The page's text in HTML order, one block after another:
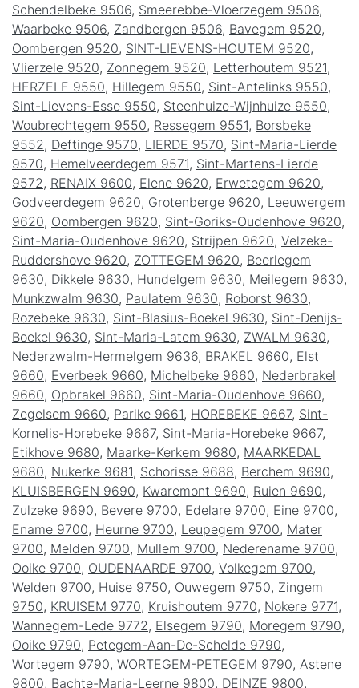
Schendelbeke 9506, Smeerebbe-Vloerzegem 9506,
Waarbeke 9506, Zandbergen 9506, Bavegem 9520,
Oombergen 9520, SINT-LIEVENS-HOUTEM 9520,
Vlierzele 9520, Zonnegem 9520, Letterhoutem 9521,
HERZELE 9550, Hillegem 9550, Sint-Antelinks 9550,
Sint-Lievens-Esse 9550, Steenhuize-Wijnhuize 9550,
Woubrechtegem 9550, Ressegem 9551, Borsbeke
9552 , Deftinge 9570, LIERDE 9570, Sint-Maria-Lierde
9570, Hemelveerdegem 9571, Sint-Martens-Lierde
9572 , RENAIX 9600, Elene 9620, Erwetegem 9620,
Godveerdegem 9620, Grotenberge 9620, Leeuwergem
9620, Oombergen 9620, Sint-Goriks-Oudenhove 9620,
Sint-Maria-Oudenhove 9620, Strijpen 9620, Velzeke-
Ruddershove 9620, ZOTTEGEM 9620, Beerlegem
9630, Dikkele 9630, Hundelgem 9630, Meilegem 9630,
Munkzwalm 9630, Paulatem 9630, Roborst 9630,
Rozebeke 9630, Sint-Blasius-Boekel 9630, Sint-Denijs-
Boekel 9630, Sint-Maria-Latem 9630, ZWALM 9630,
Nederzwalm-Hermelgem 9636, BRAKEL 9660, Elst
9660, Everbeek 9660, Michelbeke 9660, Nederbrakel
9660, Opbrakel 9660, Sint-Maria-Oudenhove 9660,
Zegelsem 9660, Parike 9661, HOREBEKE 9667, Sint-
Kornelis-Horebeke 9667, Sint-Maria-Horebeke 9667,
Etikhove 9680, Maarke-Kerkem 9680, MAARKEDAL
9680, Nukerke 9681, Schorisse 9688, Berchem 9690,
KLUISBERGEN 9690, Kwaremont 9690, Ruien 9690,
Zulzeke 9690, Bevere 9700, Edelare 9700, Eine 9700,
Ename 9700, Heurne 9700, Leupegem 9700, Mater
9700, Melden 9700, Mullem 9700, Nederename 9700,
Ooike 9700, OUDENAARDE 9700, Volkegem 9700,
Welden 9700, Huise 9750, Ouwegem 9750, Zingem
9750, KRUISEM 9770, Kruishoutem 9770, Nokere 9771,
Wannegem-Lede 9772 , Elsegem 9790, Moregem 9790,
Ooike 9790, Petegem-Aan-De-Schelde 9790,
Wortegem 9790, WORTEGEM-PETEGEM 9790, Astene
9800, Bachte-Maria-Leerne 9800, DEINZE 9800,